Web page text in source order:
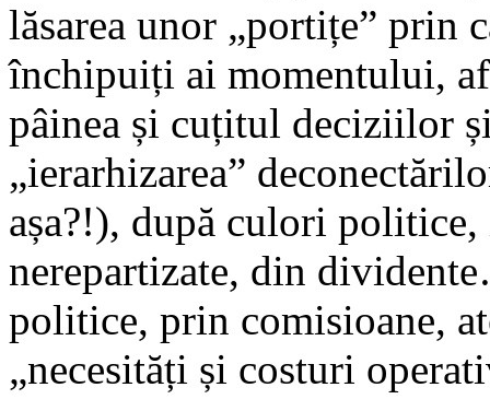
lăsarea unor „portițe” prin
închipuiți ai momentului,
pâinea și cuțitul deciziilor
„ierarhizarea”
așa?!), după culori
nerepartizate, din
politice, prin comisioane,
„necesități și costuri